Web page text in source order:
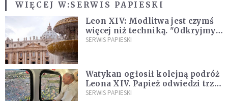
WIĘCEJ W:SERWIS PAPIESKI
Leon XIV: Modlitwa jest czymś
więcej niż techniką. "Odkryjmy
ją na nowo"
SERWIS PAPIESKI
Watykan ogłosił kolejną podróż
Leona XIV. Papież odwiedzi trzy
kraje Ameryki Południowej
SERWIS PAPIESKI